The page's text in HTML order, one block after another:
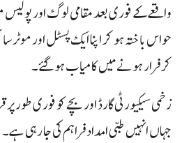
واقعے کے فوری بعد مقامی لوگ اور پولیس
حواس باختہ ہو کر اپنا ایک پسٹل اور موٹر
کر فرار ہونے میں کامیاب ہو گئے۔
زخمی سیکیورٹی گارڈ اور بچے کو فوری طور پر
جہاں انہیں طبی امداد فراہم کی جا رہی ہے۔